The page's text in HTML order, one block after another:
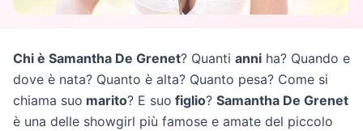
Chi è Samantha De Grenet? Quanti anni ha? Quando e
dove è nata? Quanto è alta? Quanto pesa? Come si
chiama suo marito? E suo figlio? Samantha De Grenet
è una delle showgirl più famose e amate del piccolo